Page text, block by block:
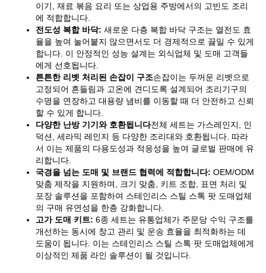
이기, 재료 볶음 요리 또는 상업용 주방에서의 고빈도 조리
에 적합합니다.
전도성 복합 바닥: 새로운 다층 복합 바닥 구조는 열전도 효
율을 높여 눌어붙지 않으면서도 더 경제적으로 끓일 수 있게
합니다. 이 안정적인 성능 설계는 외식업체 및 도매 고객들
에게 선호됩니다.
튼튼한 리벳 처리된 손잡이 구조손잡이는 두꺼운 리벳으로
고정되어 흔들림과 고온에 견디도록 설계되어 조리기구의
수명을 연장하고 대용량 냄비를 이동할 때 더 안전하고 신뢰
할 수 있게 합니다.
다양한 난방 기기와 호환됩니다전체 세트는 가스레인지, 인
덕션, 세라믹 레인지 등 다양한 조리대와 호환됩니다. 따라
서 이는 제품의 다용도성과 적응성을 높여 글로벌 판매에 유
리합니다.
국경을 넘는 도매 및 브랜드 협력에 적합합니다: OEM/ODM
맞춤 제작을 지원하며, 크기 맞춤, 키트 조합, 표면 처리 및
포장 솔루션을 포함하여 스테인리스 스틸 스톡 팟 도매업체
의 구매 유연성을 한층 강화합니다.
고가 도매 키트: 6종 세트는 유통업체가 주문당 수익 구조를
개선하는 동시에 창고 관리 및 운송 효율을 최적화하는 데
도움이 됩니다. 이는 스테인리스 스틸 스톡 팟 도매업체에게
이상적인 제품 라인 솔루션이 될 것입니다.